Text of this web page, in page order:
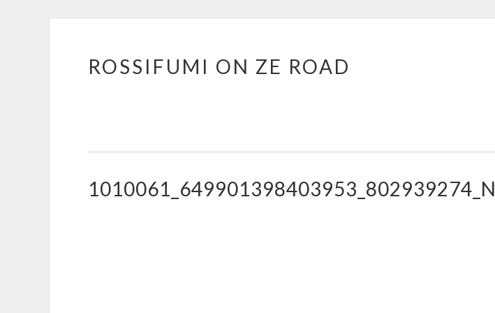
Aller
ROSSIFUMI ON ZE ROAD
1010061_649901398403953_802939274_N